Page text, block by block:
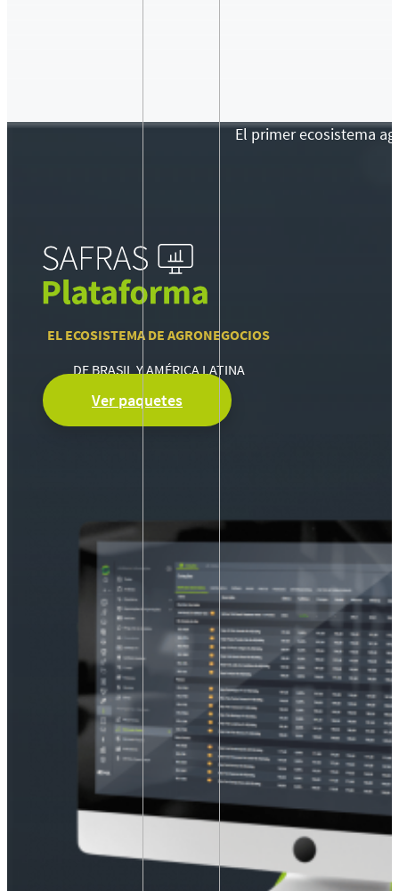
El primer ecosistema
EL ECOSISTEMA DE AGRONEGOCIOS
DE BRASIL Y AMÉRICA LATINA
Ver paquetes